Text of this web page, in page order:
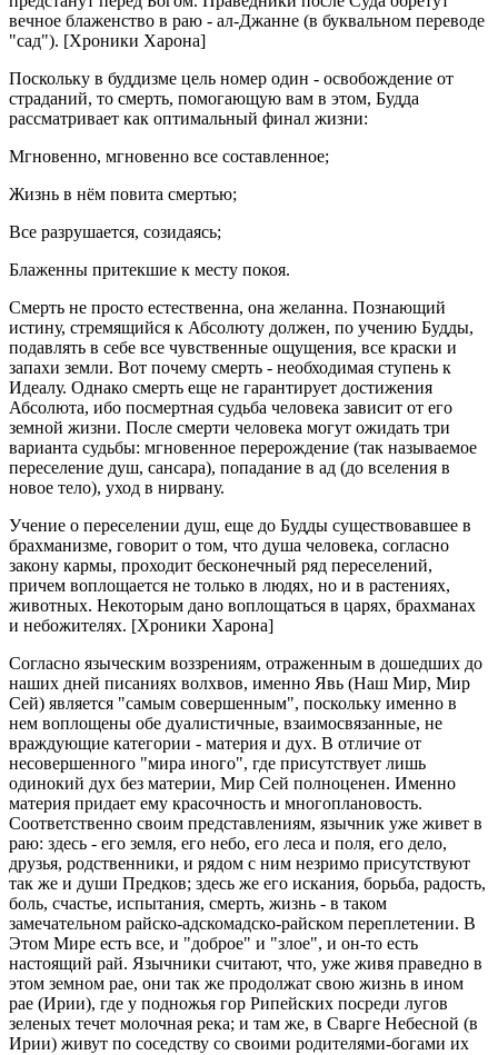
вечное блаженство в раю - ал-Джанне (в буквальном переводе
"сад"). [Хроники Харона]
Поскольку в буддизме цель номер один - освобождение от
страданий, то смерть, помогающую вам в этом, Будда
рассматривает как оптимальный финал жизни:
Мгновенно, мгновенно все составленное;
Жизнь в нём повита смертью;
Все разрушается, созидаясь;
Блаженны притекшие к месту покоя.
Смерть не просто естественна, она желанна. Познающий
истину, стремящийся к Абсолюту должен, по учению Будды,
подавлять в себе все чувственные ощущения, все краски и
запахи земли. Вот почему смерть - необходимая ступень к
Идеалу. Однако смерть еще не гарантирует достижения
Абсолюта, ибо посмертная судьба человека зависит от его
земной жизни. После смерти человека могут ожидать три
варианта судьбы: мгновенное перерождение (так называемое
переселение душ, сансара), попадание в ад (до вселения в
новое тело), уход в нирвану.
Учение о переселении душ, еще до Будды существовавшее в
брахманизме, говорит о том, что душа человека, согласно
закону кармы, проходит бесконечный ряд переселений,
причем воплощается не только в людях, но и в растениях,
животных. Некоторым дано воплощаться в царях, брахманах
и небожителях. [Хроники Харона]
Согласно языческим воззрениям, отраженным в дошедших до
наших дней писаниях волхвов, именно Явь (Наш Мир, Мир
Сей) является "самым совершенным", поскольку именно в
нем воплощены обе дуалистичные, взаимосвязанные, не
враждующие категории - материя и дух. В отличие от
несовершенного "мира иного", где присутствует лишь
одинокий дух без материи, Мир Сей полноценен. Именно
материя придает ему красочность и многоплановость.
Соответственно своим представлениям, язычник уже живет в
раю: здесь - его земля, его небо, его леса и поля, его дело,
друзья, родственники, и рядом с ним незримо присутствуют
так же и души Предков; здесь же его искания, борьба, радость,
боль, счастье, испытания, смерть, жизнь - в таком
замечательном райско-адскомадско-райском переплетении. В
Этом Мире есть все, и "доброе" и "злое", и он-то есть
настоящий рай. Язычники считают, что, уже живя праведно в
этом земном рае, они так же продолжат свою жизнь в ином
рае (Ирии), где у подножья гор Рипейских посреди лугов
зеленых течет молочная река; и там же, в Сварге Небесной (в
Ирии) живут по соседству со своими родителями-богами их